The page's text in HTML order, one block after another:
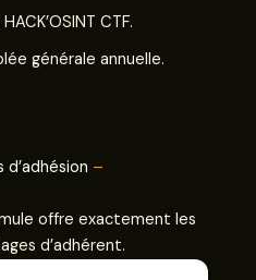
CTF.
générale annuelle.
d’adhésion –
offre exactement les
d’adhérent.